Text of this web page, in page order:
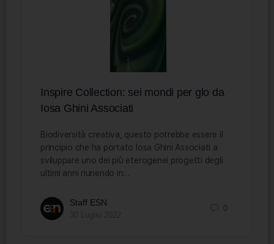
Inspire Collection: sei mondi per glo da
Iosa Ghini Associati
Biodiversità creativa, questo potrebbe essere il
principio che ha portato Iosa Ghini Associati a
sviluppare uno dei più eterogenei progetti degli
ultimi anni riunendo in…
Staff ESN
0